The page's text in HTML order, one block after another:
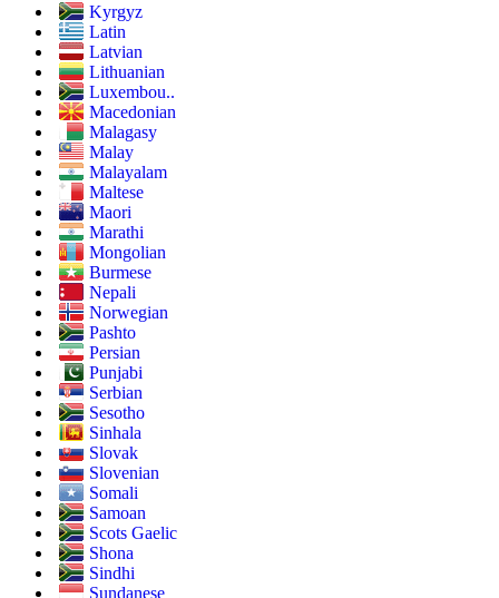
Kyrgyz
Latin
Latvian
Lithuanian
Luxembou..
Macedonian
Malagasy
Malay
Malayalam
Maltese
Maori
Marathi
Mongolian
Burmese
Nepali
Norwegian
Pashto
Persian
Punjabi
Serbian
Sesotho
Sinhala
Slovak
Slovenian
Somali
Samoan
Scots Gaelic
Shona
Sindhi
Sundanese